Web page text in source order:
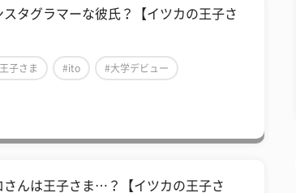
スタグラマーな彼氏？【イツカの王子さ
子さま #ito #大学デビュー
さんは王子さま…？【イツカの王子さ